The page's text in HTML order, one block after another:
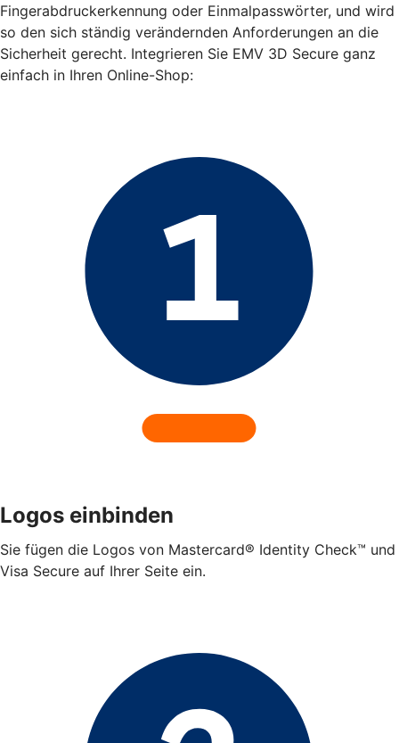
Fingerabdruckerkennung oder Einmalpasswörter, und wird
so den sich ständig verändernden Anforderungen an die
Sicherheit gerecht. Integrieren Sie EMV 3D Secure ganz
einfach in Ihren Online-Shop:
Logos einbinden
Sie fügen die Logos von Mastercard® Identity Check™ und
Visa Secure auf Ihrer Seite ein.